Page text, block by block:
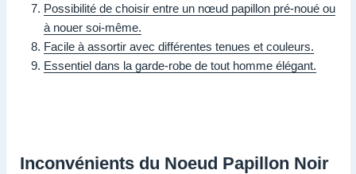
Possibilité de choisir entre un nœud papillon pré-noué ou
à nouer soi-même.
Facile à assortir avec différentes tenues et couleurs.
Essentiel dans la garde-robe de tout homme élégant.
Inconvénients du Noeud Papillon Noir